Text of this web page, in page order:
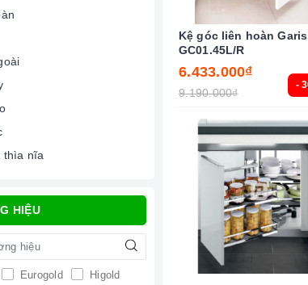
thìa nĩa
HIỆU
Eurogold Higold
-
Kệ góc liên hoàn Garis
GC01.45L/R
6.433.000₫
9.190.000₫